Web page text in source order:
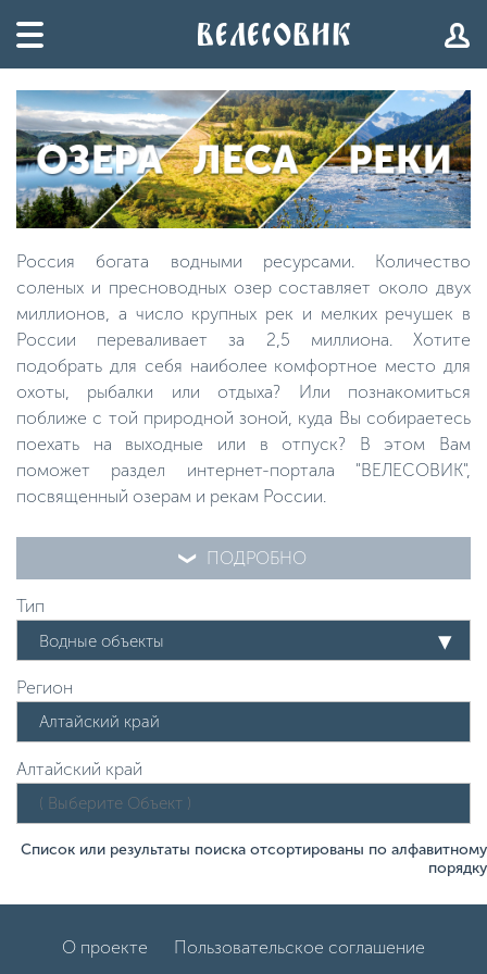
Россия богата водными ресурсами. Количество
соленых и пресноводных озер составляет около двух
миллионов, а число крупных рек и мелких речушек в
России переваливает за 2,5 миллиона. Хотите
подобрать для себя наиболее комфортное место для
охоты, рыбалки или отдыха? Или познакомиться
поближе с той природной зоной, куда Вы собираетесь
поехать на выходные или в отпуск? В этом Вам
поможет раздел интернет-портала "ВЕЛЕСОВИК",
посвященный озерам и рекам России.
ПОДРОБНО
Тип
Водные объекты
Регион
Алтайский край
Список или результаты поиска отсортированы по алфавитному
порядку
О проекте Пользовательское соглашение